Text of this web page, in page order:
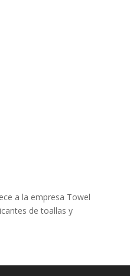
a la empresa Towel
de toallas y